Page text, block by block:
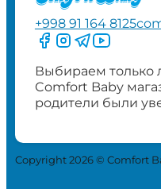
+998 91 164 8125
Следите за нами
Следите за
Следите за
Следите
Выбираем только
Comfort Baby
родители были
Copyright 2026 © Comfort